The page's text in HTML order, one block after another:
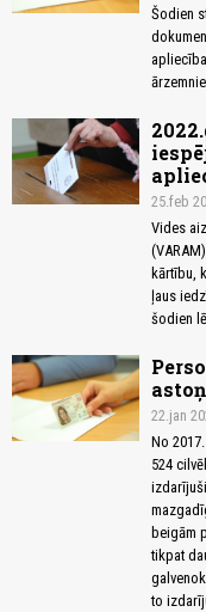
Šodien
25.feb
Vides
kārtību,
ļaus
šodien
22.jan
No
524
beigām
tikpat
to